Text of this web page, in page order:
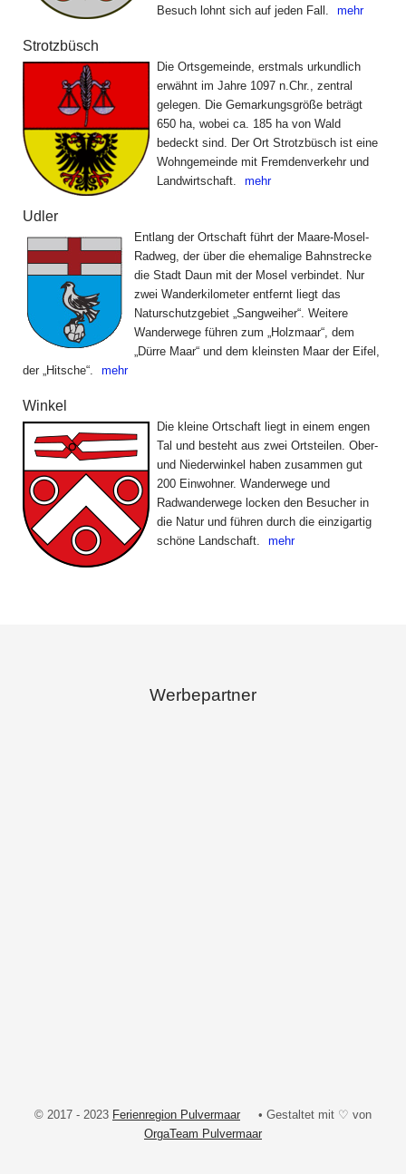
Besuch lohnt sich auf jeden Fall.
mehr
Strotzbüsch
Die Ortsgemeinde, erstmals urkundlich
erwähnt im Jahre 1097 n.Chr., zentral
gelegen. Die Gemarkungsgröße beträgt
650 ha, wobei ca. 185 ha von Wald
bedeckt sind. Der Ort Strotzbüsch ist eine
Wohngemeinde mit Fremdenverkehr und
Landwirtschaft.
mehr
Udler
Entlang der Ortschaft führt der Maare-Mosel-
Radweg, der über die ehemalige Bahnstrecke
die Stadt Daun mit der Mosel verbindet. Nur
zwei Wanderkilometer entfernt liegt das
Naturschutz­gebiet „Sangweiher“. Weitere
Wanderwege führen zum „Holzmaar“, dem
„Dürre Maar“ und dem kleinsten Maar der Eifel,
der „Hitsche“.
mehr
Winkel
Die kleine Ortschaft liegt in einem engen
Tal und besteht aus zwei Ortsteilen. Ober-
und Niederwinkel haben zusammen gut
200 Einwohner. Wanderwege und
Radwanderwege locken den Besucher in
die Natur und führen durch die einzigartig
schöne Landschaft.
mehr
Werbepartner
© 2017 - 2023 Ferienregion Pulvermaar • Gestaltet mit ♡ von
OrgaTeam Pulvermaar